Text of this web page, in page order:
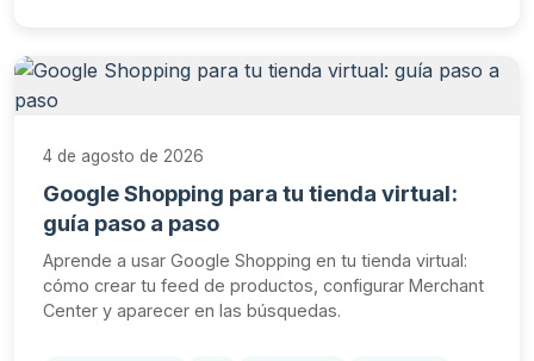
4 de agosto de 2026
Google Shopping para tu tienda virtual:
guía paso a paso
Aprende a usar Google Shopping en tu tienda virtual:
cómo crear tu feed de productos, configurar Merchant
Center y aparecer en las búsquedas.